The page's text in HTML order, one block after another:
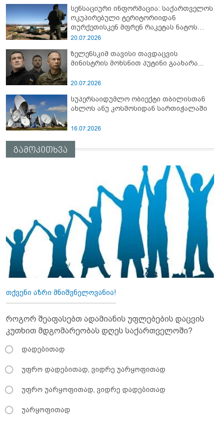
სენსაციური ინფორმაცია: საქართველოს
ოკუპირებული ტერიტორიიდან
თურქეთისკენ მფრენ რაკეტას ნატოს
სამიტი კინაღამ ჩაუშლია
20.07.2026
ზელენსკიმ თავისი თავდაცვის
მინისტრის მოხსნით პუტინი გაახარა...
20.07.2026
სუპერსაიდუმლო ობიექტი თბილისთან
ახლოს ანუ კოსმოსიდან სართიჭალაში
16.07.2026
გამოკითხვა
თქვენი აზრი მნიშვნელოვანია!
როგორ შეაფასებთ ადამიანის უფლებების დაცვის
კუთხით მდგომარეობას დღეს საქართველოში?
დადებითად
უფრო დადებითად, ვიდრე უარყოფითად
უფრო უარყოფითად, ვიდრე დადებითად
უარყოფითად